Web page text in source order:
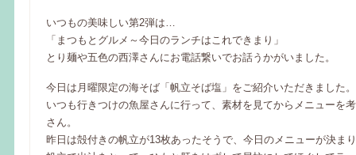
いつもの美味しい第2弾は…
「まつもとグルメ～今日のランチはこれできまり」
とり麺や五色の西澤さんにお電話繋いでお話うかがいました。
今日は月曜限定の海そば「帆立そば塩」をご紹介いただきました。
いつも行きつけの魚屋さんに行って、素材を見てからメニューを
さん。
昨日は殻付きの帆立が13枚あったそうで、今日のメニューが決ま